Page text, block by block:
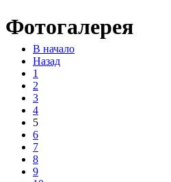
Фотогалерея
В начало
Назад
1
2
3
4
5
6
7
8
9